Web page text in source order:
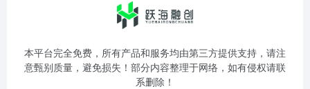
本平台完全免费，所有产品和服务均由第三方提供支持，请注
意甄别质量，避免损失！部分内容整理于网络，如有侵权请联
系删除！